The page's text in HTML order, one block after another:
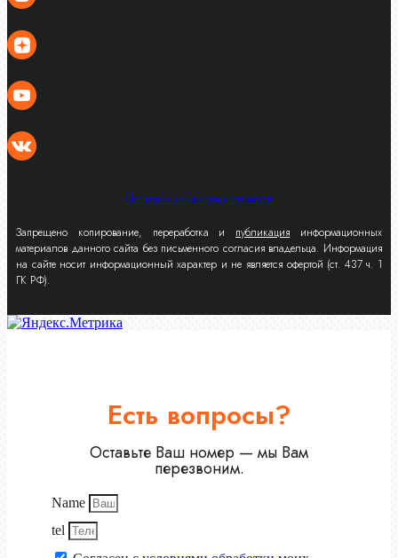
Политика конфиденциальности
Запрещено копирование, переработка и публикация информационных
материалов данного сайта без письменного согласия владельца. Информация
на сайте носит информационный характер и не является офертой (ст. 437 ч. 1
ГК РФ).
Есть вопросы?
Оставьте Ваш номер — мы Вам
перезвоним.
Name
tel